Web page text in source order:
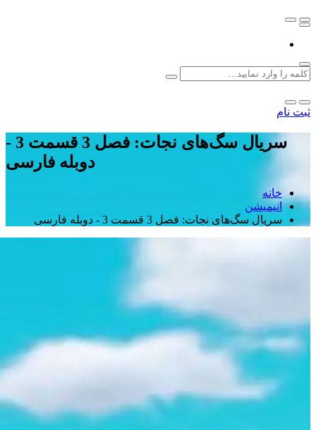
ثبت نام
سریال سگ‌های نجات: فصل 3 قسمت 3 -
دوبله فارسی
خانه
انیمیشن
سریال سگ‌های نجات: فصل 3 قسمت 3 - دوبله فارسی